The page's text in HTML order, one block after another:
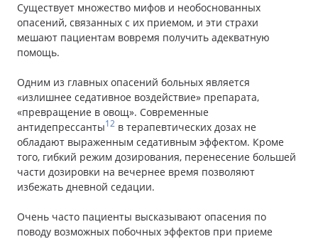
Существует множество мифов и необоснованных
опасений, связанных с их приемом, и эти страхи
мешают пациентам вовремя получить адекватную
помощь.
Одним из главных опасений больных является
«излишнее седативное воздействие» препарата,
«превращение в овощ». Современные
антидепрессанты12 в терапевтических дозах не
обладают выраженным седативным эффектом. Кроме
того, гибкий режим дозирования, перенесение большей
части дозировки на вечернее время позволяют
избежать дневной седации.
Очень часто пациенты высказывают опасения по
поводу возможных побочных эффектов при приеме